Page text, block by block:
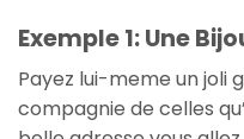
Exemple 1: Une
Payez lui-meme un joli
compagnie de celles